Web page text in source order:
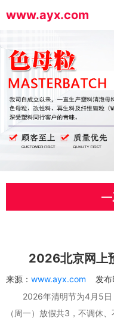
www.ayx.com
—
2026北京网上
来源： www.ayx.com 发布
2026年清明节为4月5日
（周一）放假共3，不调休